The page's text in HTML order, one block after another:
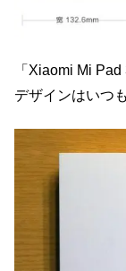
「Xiaomi Mi
デザインはいつ